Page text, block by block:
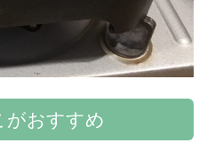
おすすめ